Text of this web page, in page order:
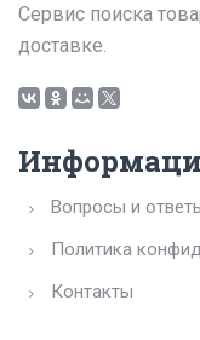
Сервис поиска
доставке.
Вопросы и
Политика
Контакты